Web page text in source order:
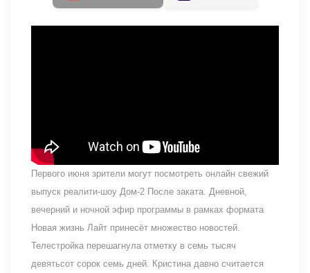
Первого июня зрители могут посмотреть онлайн свежий
выпуск реалити-шоу Дом-2 После заката. Дневной,
вечерний и ночной эфир программы в рамках формата
Новая жизнь Лайт принесёт множество новостей.
Телестройка перешагнула отметку в семь тысяч
девятьсот сорок семь дней. Кристина давно считается